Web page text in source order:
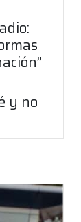
y no